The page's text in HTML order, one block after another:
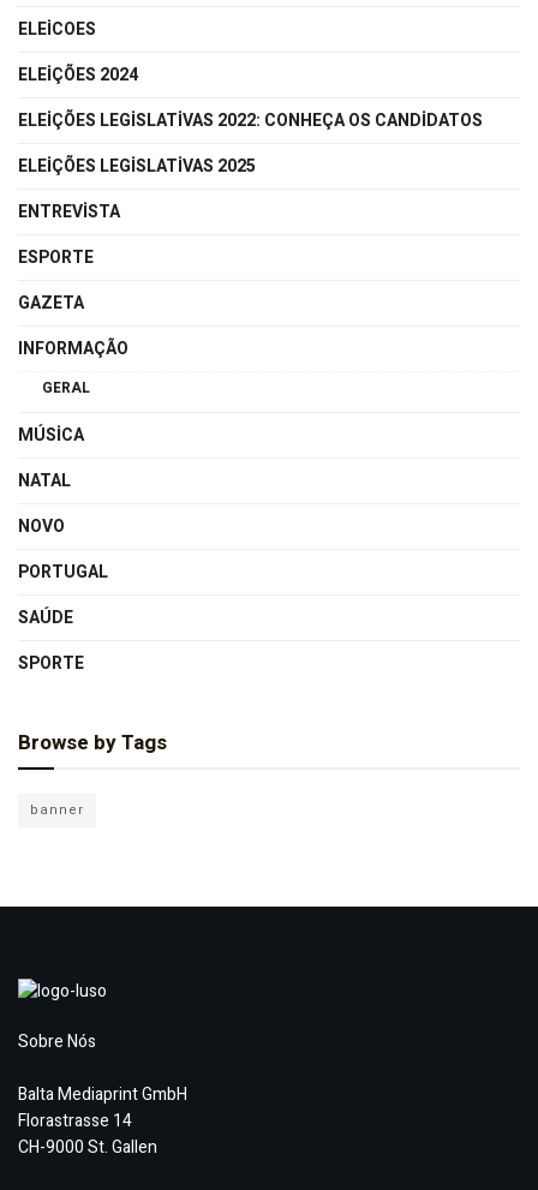
ELEICOES
ELEIÇÕES 2024
ELEIÇÕES LEGISLATIVAS 2022: CONHEÇA OS CANDIDATOS
ELEIÇÕES LEGISLATIVAS 2025
ENTREVISTA
ESPORTE
GAZETA
INFORMAÇÃO
GERAL
MÚSICA
NATAL
NOVO
PORTUGAL
SAÚDE
SPORTE
Browse by Tags
banner
Sobre Nós
Balta Mediaprint GmbH
Florastrasse 14
CH-9000 St. Gallen